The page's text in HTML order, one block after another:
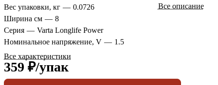
Вес упаковки, кг — 0.0726
Ширина см — 8
Серия — Varta Longlife Power
Номинальное напряжение, V — 1.5
Все характеристики
Все описание
359 ₽/упак